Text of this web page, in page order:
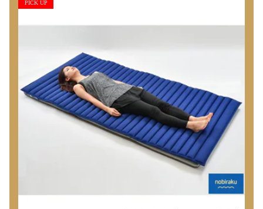
PICK UP